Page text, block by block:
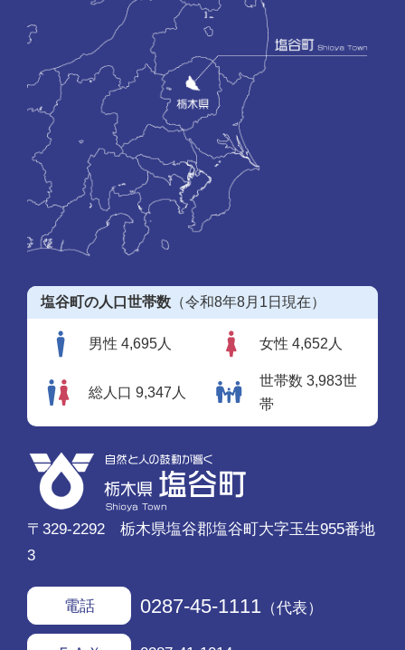
塩谷町の人口世帯数 （令和8年8月1日現在）
男性 4,695人 女性 4,652人
総人口 9,347人
世帯数 3,983世
帯
〒329-2292 栃木県塩谷郡塩谷町大字玉生955番地
3
電話 0287-45-1111 （代表）